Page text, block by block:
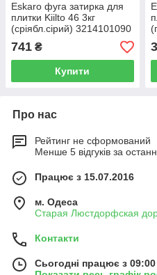
Eskaro фуга затирка для
плитки Kiilto 46 3кг
(сріябл.сірий) 3214101090
741 ₴
Купити
Про нас
Рейтинг не сформований
Менше 5 відгуків за
Працює з 15.07.2016
м. Одеса
Старая Люстдорфская
Контакти
Сьогодні працює з